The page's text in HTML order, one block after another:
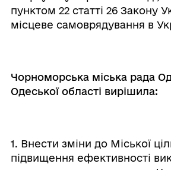
пунктом 22 статті 26 Закону
місцеве самоврядування в
Чорноморська міська рада
Одеської області вирішила:
1. Внести зміни до Міської
підвищення ефективності